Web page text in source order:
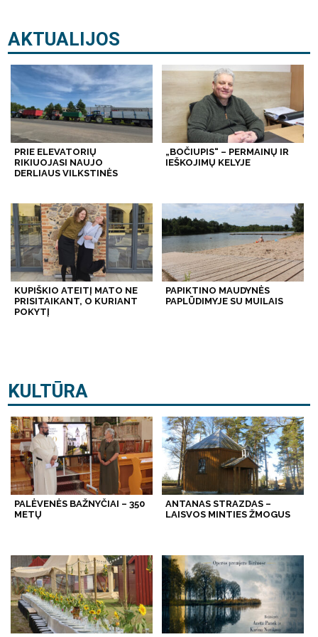
AKTUALIJOS
PRIE ELEVATORIŲ
RIKIUOJASI NAUJO
DERLIAUS VILKSTINĖS
„BOČIUPIS“ – PERMAINŲ IR
IEŠKOJIMŲ KELYJE
KUPIŠKIO ATEITĮ MATO NE
PRISITAIKANT, O KURIANT
POKYTĮ
PAPIKTINO MAUDYNĖS
PAPLŪDIMYJE SU MUILAIS
KULTŪRA
PALĖVENĖS BAŽNYČIAI – 350
METŲ
ANTANAS STRAZDAS –
LAISVOS MINTIES ŽMOGUS